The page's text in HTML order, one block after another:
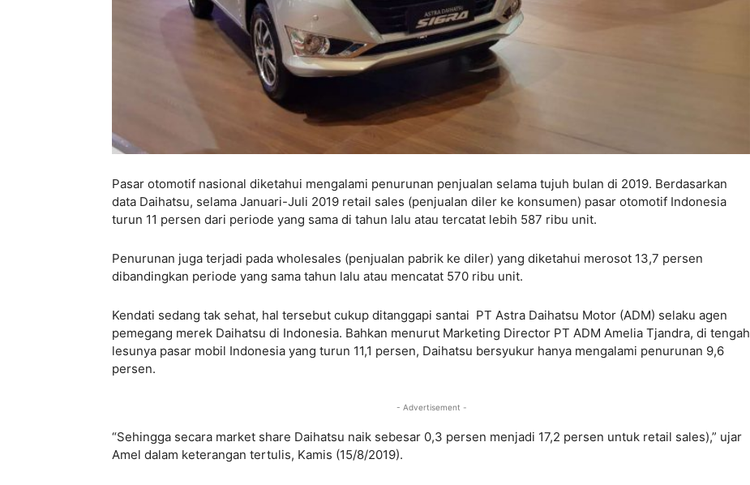
Pasar otomotif nasional diketahui mengalami penurunan penjualan selama tujuh bulan di 2019. Berdasarkan
data Daihatsu, selama Januari-Juli 2019 retail sales (penjualan diler ke konsumen) pasar otomotif Indonesia
turun 11 persen dari periode yang sama di tahun lalu atau tercatat lebih 587 ribu unit.
Penurunan juga terjadi pada wholesales (penjualan pabrik ke diler) yang diketahui merosot 13,7 persen
dibandingkan periode yang sama tahun lalu atau mencatat 570 ribu unit.
Kendati sedang tak sehat, hal tersebut cukup ditanggapi santai PT Astra Daihatsu Motor (ADM) selaku agen
pemegang merek Daihatsu di Indonesia. Bahkan menurut Marketing Director PT ADM Amelia Tjandra, di tengah
lesunya pasar mobil Indonesia yang turun 11,1 persen, Daihatsu bersyukur hanya mengalami penurunan 9,6
persen.
- Advertisement -
“Sehingga secara market share Daihatsu naik sebesar 0,3 persen menjadi 17,2 persen untuk retail sales),” ujar
Amel dalam keterangan tertulis, Kamis (15/8/2019).